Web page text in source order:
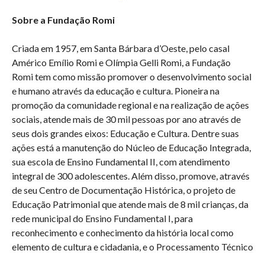
Sobre a Fundação Romi
Criada em 1957, em Santa Bárbara d’Oeste, pelo casal
Américo Emílio Romi e Olímpia Gelli Romi, a Fundação
Romi tem como missão promover o desenvolvimento social
e humano através da educação e cultura. Pioneira na
promoção da comunidade regional e na realização de ações
sociais, atende mais de 30 mil pessoas por ano através de
seus dois grandes eixos: Educação e Cultura. Dentre suas
ações está a manutenção do Núcleo de Educação Integrada,
sua escola de Ensino Fundamental II, com atendimento
integral de 300 adolescentes. Além disso, promove, através
de seu Centro de Documentação Histórica, o projeto de
Educação Patrimonial que atende mais de 8 mil crianças, da
rede municipal do Ensino Fundamental I, para
reconhecimento e conhecimento da história local como
elemento de cultura e cidadania, e o Processamento Técnico